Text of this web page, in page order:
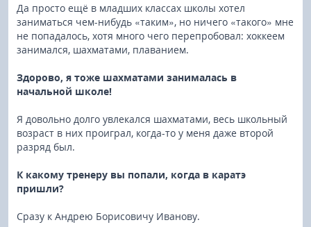
Да просто ещё в младших классах школы хотел
заниматься чем-нибудь «таким», но ничего «такого» мне
не попадалось, хотя много чего перепробовал: хоккеем
занимался, шахматами, плаванием.
Здорово, я тоже шахматами занималась в
начальной школе!
Я довольно долго увлекался шахматами, весь школьный
возраст в них проиграл, когда-то у меня даже второй
разряд был.
К какому тренеру вы попали, когда в каратэ
пришли?
Сразу к Андрею Борисовичу Иванову.